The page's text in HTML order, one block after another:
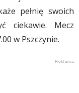
pełnię swoich
ciekawie. Mecz
w Pszczynie.